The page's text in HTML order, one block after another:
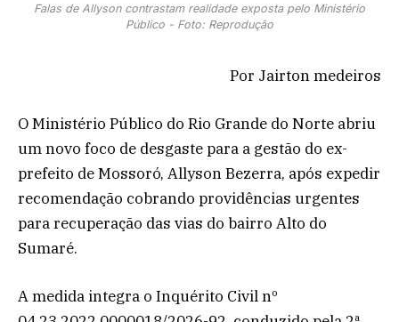
Falas de Allyson contrastam realidade exposta pelo Ministério
Público - Foto: Reprodução
Por Jairton medeiros
O Ministério Público do Rio Grande do Norte abriu
um novo foco de desgaste para a gestão do ex-
prefeito de Mossoró, Allyson Bezerra, após expedir
recomendação cobrando providências urgentes
para recuperação das vias do bairro Alto do
Sumaré.
A medida integra o Inquérito Civil nº